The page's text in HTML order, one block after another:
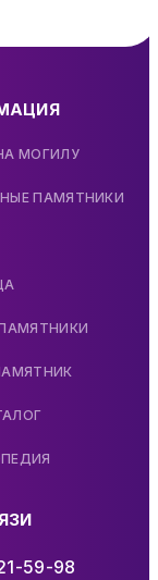
МОГИЛУ
ПАМЯТНИКИ
59-98